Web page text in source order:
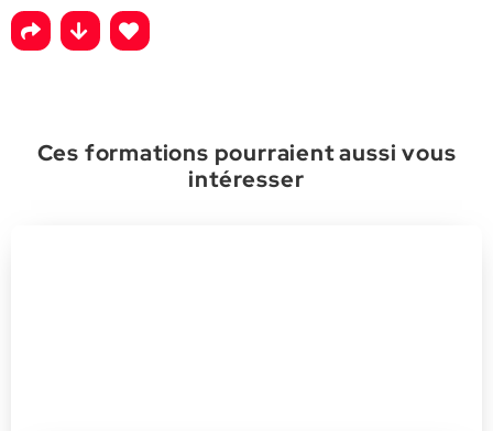
Ces formations pourraient aussi vous
intéresser